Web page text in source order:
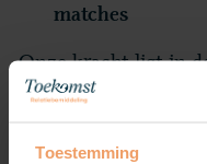
Toestemming
matches
Onze kracht ligt in
niet alleen tussen
Wij luisteren,